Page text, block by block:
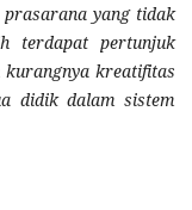
yang tidak
terdapat pertunjuk
kurangnya kreatifitas
didik dalam sistem